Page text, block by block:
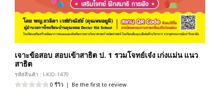
เจาะข้อสอบ สอบเข้าสาธิต ป. 1 รวมโจทย์เจ๋ง เก่งแม่น แนว
สาธิต
รหัสสินค้า : I-KID-1470
0 รีวิว | Be the first to review